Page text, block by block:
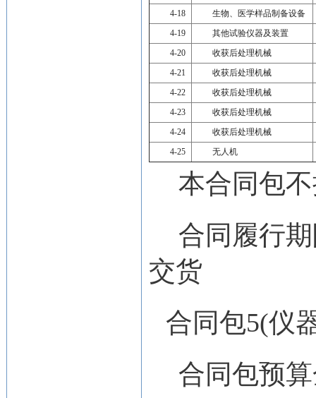
4-18
生物、医学样品制备设备
4-19
其他试验仪器及装置
4-20
收获后处理机械
4-21
收获后处理机械
4-22
收获后处理机械
4-23
收获后处理机械
4-24
收获后处理机械
4-25
无人机
本合同包
合同履行
交货
合同包5(仪
合同包预